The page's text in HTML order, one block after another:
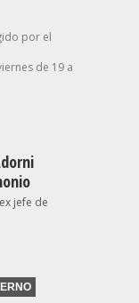
por el
de 19 a
jefe de